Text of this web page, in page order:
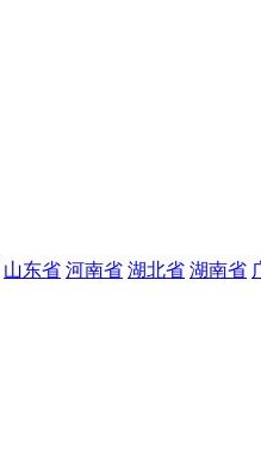
山东省 河南省 湖北省 湖南省